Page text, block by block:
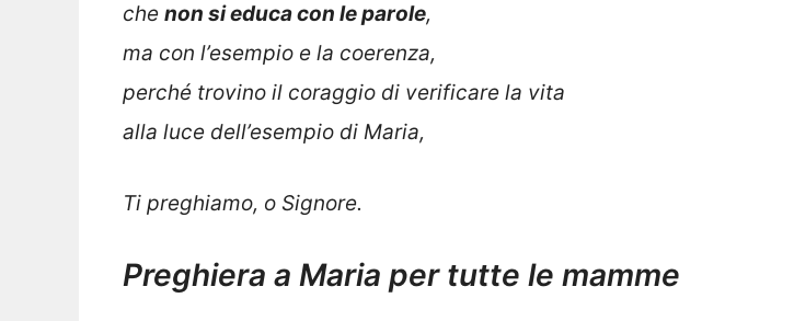
che non si educa con le parole,
ma con l’esempio e la coerenza,
perché trovino il coraggio di verificare la vita
alla luce dell’esempio di Maria,
Ti preghiamo, o Signore.
Preghiera a Maria per tutte le mamme